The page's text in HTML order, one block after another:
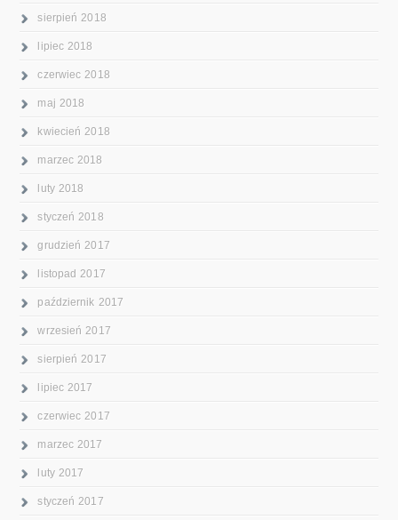
sierpień 2018
lipiec 2018
czerwiec 2018
maj 2018
kwiecień 2018
marzec 2018
luty 2018
styczeń 2018
grudzień 2017
listopad 2017
październik 2017
wrzesień 2017
sierpień 2017
lipiec 2017
czerwiec 2017
marzec 2017
luty 2017
styczeń 2017